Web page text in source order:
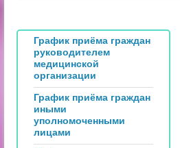
График приёма граждан
руководителем
медицинской
организации
График приёма граждан
иными
уполномоченными
лицами